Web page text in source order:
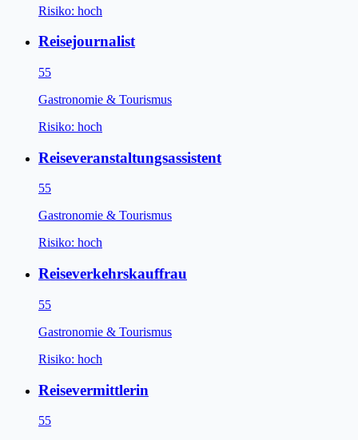
Risiko: hoch
Reisejournalist
55
Gastronomie & Tourismus
Risiko: hoch
Reiseveranstaltungsassistent
55
Gastronomie & Tourismus
Risiko: hoch
Reiseverkehrskauffrau
55
Gastronomie & Tourismus
Risiko: hoch
Reisevermittlerin
55